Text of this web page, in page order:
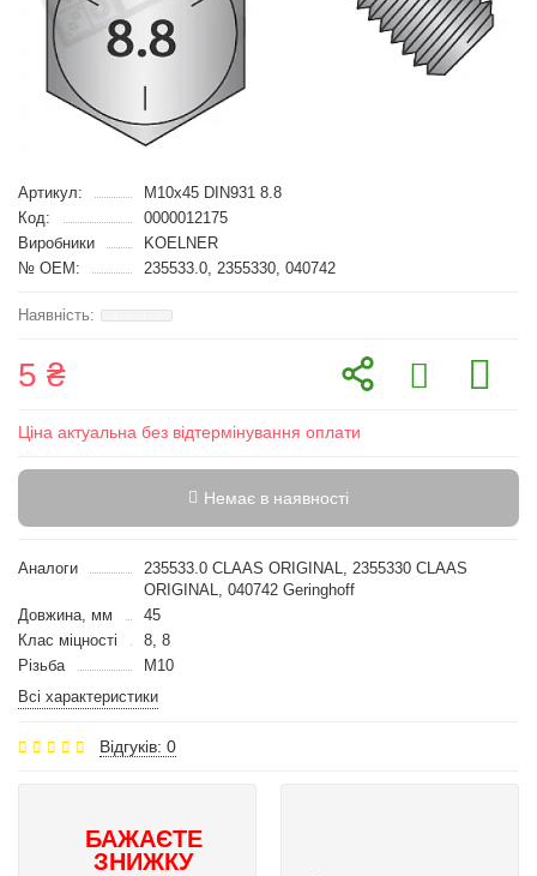
Артикул:
M10x45 DIN931 8.8
Код:
0000012175
Виробники
KOELNER
№ OEM:
235533.0, 2355330, 040742
5 ₴
Ціна актуальна без відтермінування оплати
Немає в наявності
Аналоги
235533.0 CLAAS ORIGINAL, 2355330 CLAAS
ORIGINAL, 040742 Geringhoff
Довжина, мм
45
Клас міцності
8, 8
Різьба
M10
Всі характеристики
Відгуків: 0
БАЖАЄТЕ
ЗНИЖКУ